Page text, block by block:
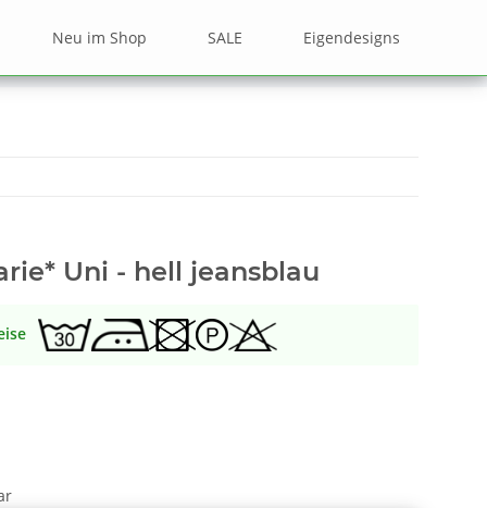
Neu im Shop SALE Eigendesigns
Uni - hell jeansblau